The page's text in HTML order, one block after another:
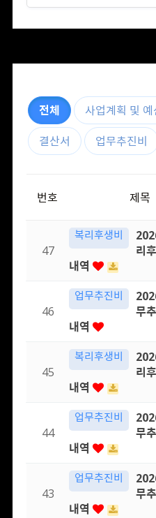
전체 사업계획 및 예
결산서
업무추진비
번호 제목
47
복리후생비
리
내역
46
업무추진비
무
내역
45
복리후생비
리
내역
44
업무추진비
무
내역
43
업무추진비
무
내역